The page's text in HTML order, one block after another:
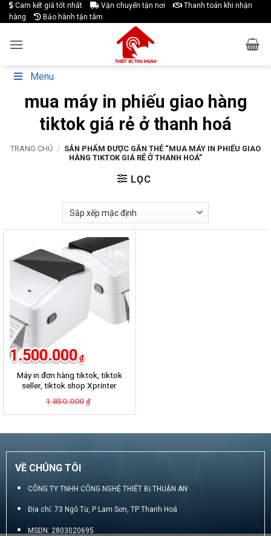
Skip
to
Cam kết giá tốt nhất Vận chuyển tận nơi
Thanh toán khi nhận
hàng
Bảo hành tận tâm
Menu
mua máy in phiếu giao hàng
tiktok giá rẻ ở thanh hoá
TRANG CHỦ / SẢN PHẨM ĐƯỢC GẮN THẺ “MUA MÁY IN PHIẾU GIAO
HÀNG TIKTOK GIÁ RẺ Ở THANH HOÁ”
LỌC
-19%
Máy in đơn hàng tiktok, tiktok
seller, tiktok shop Xprinter
1.850.000 ₫
là:
1.500.000 ₫
tại
1.500.000₫.
VỀ CHÚNG TÔI
CÔNG TY TNHH CÔNG NGHỆ THIẾT BỊ THUẬN AN
Địa chỉ: 73 Ngô Từ, P Lam Sơn, TP Thanh Hoá
MSDN: 2803020695